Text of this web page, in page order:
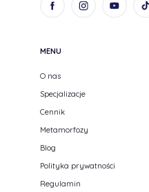
MENU
O nas
Specjalizacje
Cennik
Metamorfozy
Blog
Polityka prywatności
Regulamin